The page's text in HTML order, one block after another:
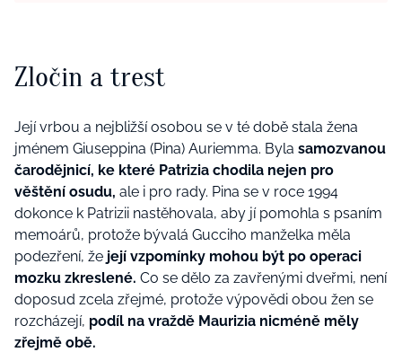
Zločin a trest
Její vrbou a nejbližší osobou se v té době stala žena
jménem Giuseppina (Pina) Auriemma. Byla samozvanou
čarodějnicí, ke které Patrizia chodila nejen pro
věštění osudu, ale i pro rady. Pina se v roce 1994
dokonce k Patrizii nastěhovala, aby jí pomohla s psaním
memoárů, protože bývalá Gucciho manželka měla
podezření, že její vzpomínky mohou být po operaci
mozku zkreslené. Co se dělo za zavřenými dveřmi, není
doposud zcela zřejmé, protože výpovědi obou žen se
rozcházejí, podíl na vraždě Maurizia nicméně měly
zřejmě obě.